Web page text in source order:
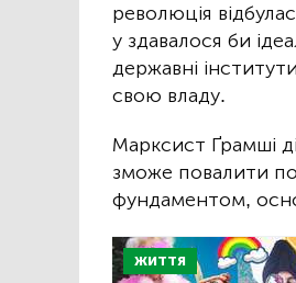
революція
у здавалося би
державні
свою владу.
Марксист Ґрамші
зможе повалити
фундаментом,
ЖИТТЯ